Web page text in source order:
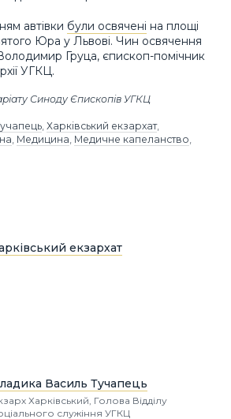
автівки були освячені на площі
Юра у Львові. Чин освячення
Груца, єпископ-помічник
УГКЦ.
Синоду Єпископів УГКЦ
, Харківський екзархат,
, Медицина, Медичне капеланство,
екзархат
Василь Тучапець
Харківський, Голова Відділу
служіння УГКЦ